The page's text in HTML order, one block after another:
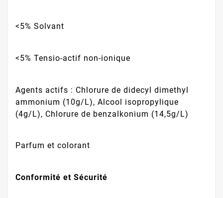
<5% Solvant
<5% Tensio-actif non-ionique
Agents actifs : Chlorure de didecyl dimethyl
ammonium (10g/L), Alcool isopropylique
(4g/L), Chlorure de benzalkonium (14,5g/L)
Parfum et colorant
Conformité et Sécurité